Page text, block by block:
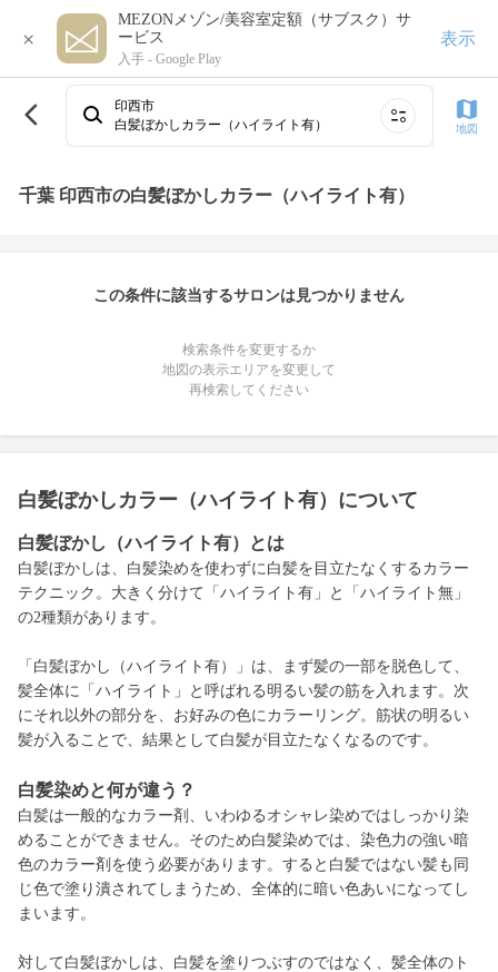
×
MEZONメゾン/美容室定額（サブスク）サ
ービス
入手 - Google Play
表示
印西市
白髪ぼかしカラー（ハイライト有）
地図
千葉 印西市の白髪ぼかしカラー（ハイライト有）
この条件に該当するサロンは見つかりません
検索条件を変更するか
地図の表示エリアを変更して
再検索してください
白髪ぼかしカラー（ハイライト有）について
白髪ぼかし（ハイライト有）とは
白髪ぼかしは、白髪染めを使わずに白髪を目立たなくするカラー
テクニック。大きく分けて「ハイライト有」と「ハイライト無」
の2種類があります。
「白髪ぼかし（ハイライト有）」は、まず髪の一部を脱色して、
髪全体に「ハイライト」と呼ばれる明るい髪の筋を入れます。次
にそれ以外の部分を、お好みの色にカラーリング。筋状の明るい
髪が入ることで、結果として白髪が目立たなくなるのです。
白髪染めと何が違う？
白髪は一般的なカラー剤、いわゆるオシャレ染めではしっかり染
めることができません。そのため白髪染めでは、染色力の強い暗
色のカラー剤を使う必要があります。すると白髪ではない髪も同
じ色で塗り潰されてしまうため、全体的に暗い色あいになってし
まいます。
対して白髪ぼかしは、白髪を塗りつぶすのではなく、髪全体のト